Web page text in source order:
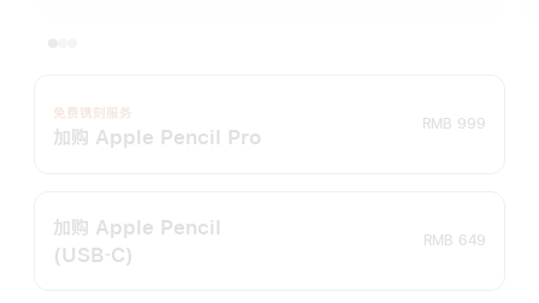
免费镌刻服务
加购 Apple Pencil Pro
RMB 999
加购 Apple Pencil
(USB‑C)
RMB 649